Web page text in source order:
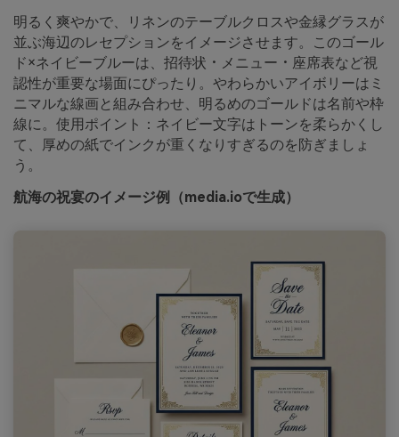
明るく爽やかで、リネンのテーブルクロスや金縁グラスが
並ぶ海辺のレセプションをイメージさせます。このゴール
ド×ネイビーブルーは、招待状・メニュー・座席表など視
認性が重要な場面にぴったり。やわらかいアイボリーはミ
ニマルな線画と組み合わせ、明るめのゴールドは名前や枠
線に。使用ポイント：ネイビー文字はトーンを柔らかくし
て、厚めの紙でインクが重くなりすぎるのを防ぎましょ
う。
航海の祝宴のイメージ例（media.ioで生成）